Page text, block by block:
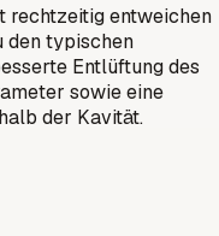
rechtzeitig entweichen
den typischen
Entlüftung des
sowie eine
der Kavität.